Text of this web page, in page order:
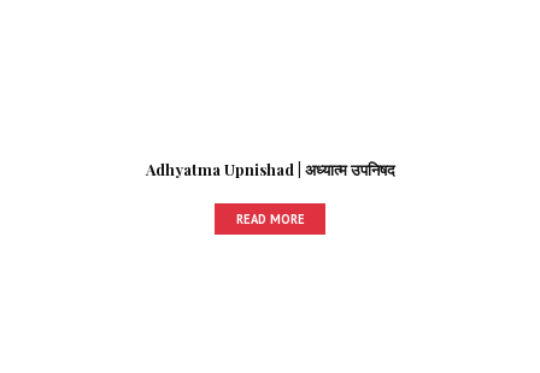
Adhyatma Upnishad | अध्यात्म उपनिषद
READ MORE